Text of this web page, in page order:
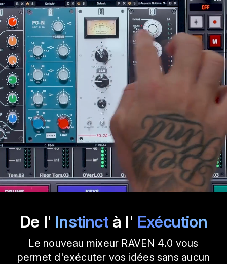
De l' Instinctà l' Exécution
Le nouveau mixeur RAVEN 4.0 vous
permet d'exécuter vos idées sans aucun